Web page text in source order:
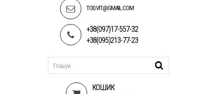
TOD.VIT@GMAIL.COM
+38(097)17-557-32
+38(095)213-77-23
КОШИК